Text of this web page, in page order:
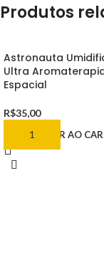
Produtos
Astronauta
Ultra
Espacial
R$35,00
ADICIONAR AO